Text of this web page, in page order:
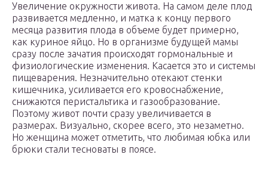
Увеличение окружности живота. На самом деле плод
развивается медленно, и матка к концу первого
месяца развития плода в объеме будет примерно,
как куриное яйцо. Но в организме будущей мамы
сразу после зачатия происходят гормональные и
физиологические изменения. Касается это и системы
пищеварения. Незначительно отекают стенки
кишечника, усиливается его кровоснабжение,
снижаются перистальтика и газообразование.
Поэтому живот почти сразу увеличивается в
размерах. Визуально, скорее всего, это незаметно.
Но женщина может отметить, что любимая юбка или
брюки стали тесноваты в поясе.